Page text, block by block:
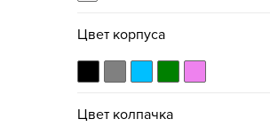
Цвет корпуса
Цвет колпачка